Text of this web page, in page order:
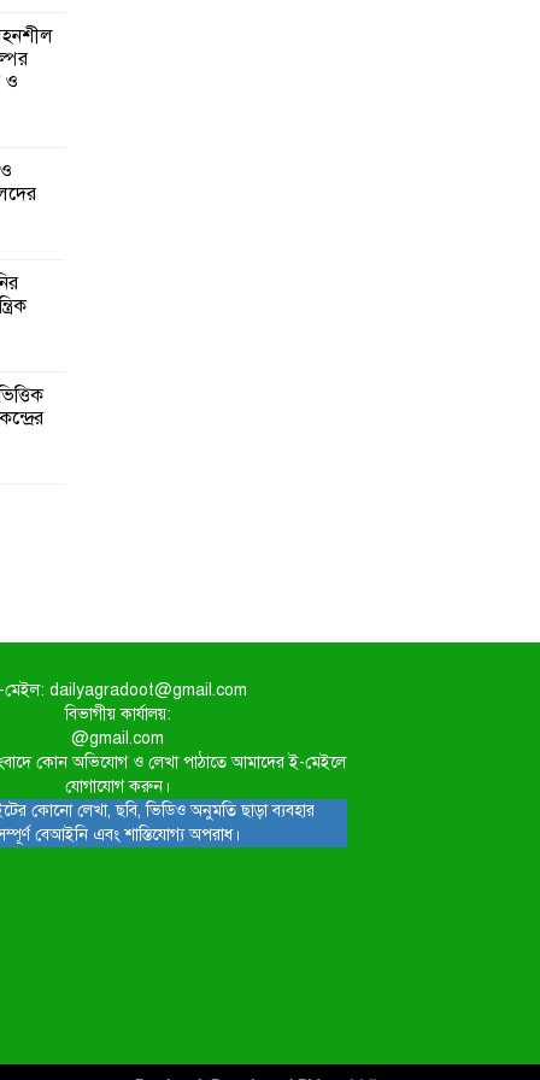
ও
মেইল: dailyagradoot@gmail.com
বিভাগীয় কার্যালয়:
@gmail.com
কোন অভিযোগ ও লেখা পাঠাতে আমাদের ই-মেইলে
যোগাযোগ করুন।
কোনো লেখা, ছবি, ভিডিও অনুমতি ছাড়া ব্যবহার
বেআইনি এবং শাস্তিযোগ্য অপরাধ।